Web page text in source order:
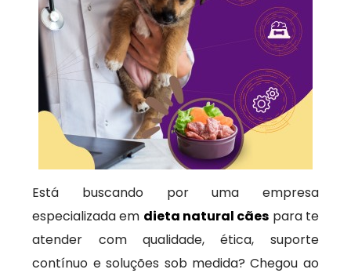
Está buscando por uma empresa
especializada em dieta natural cães para te
atender com qualidade, ética, suporte
contínuo e soluções sob medida? Chegou ao